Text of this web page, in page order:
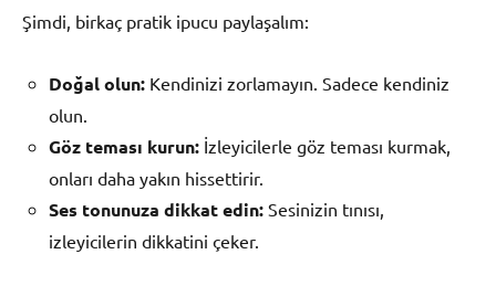
Şimdi, birkaç pratik ipucu paylaşalım:
Doğal olun: Kendinizi zorlamayın. Sadece kendiniz
olun.
Göz teması kurun: İzleyicilerle göz teması kurmak,
onları daha yakın hissettirir.
Ses tonunuza dikkat edin: Sesinizin tınısı,
izleyicilerin dikkatini çeker.